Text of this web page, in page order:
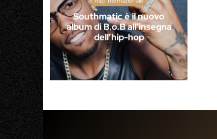
Southmatic è il nuovo
album di B.o.B all’insegna
dell’hip-hop